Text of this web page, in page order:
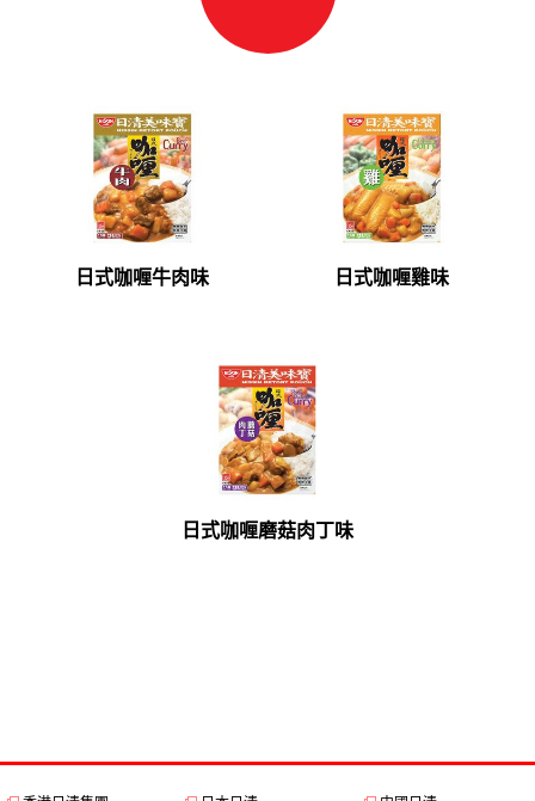
日式咖喱牛肉味 日式咖喱雞味
日式咖喱磨菇肉丁味